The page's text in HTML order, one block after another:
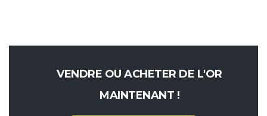
VENDRE OU ACHETER DE L'OR
MAINTENANT !